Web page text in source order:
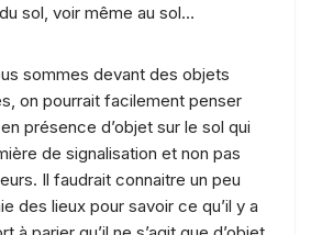
sol, voir même au sol…
sommes devant des objets
on pourrait facilement penser
présence d’objet sur le sol qui
de signalisation et non pas
Il faudrait connaitre un peu
des lieux pour savoir ce qu’il y a